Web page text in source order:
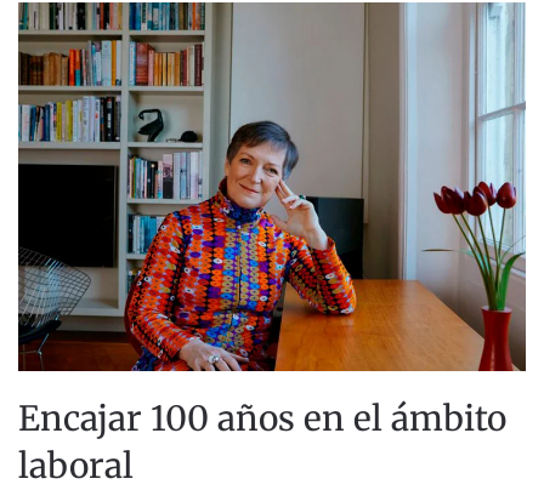
Encajar 100 años en el ámbito
laboral